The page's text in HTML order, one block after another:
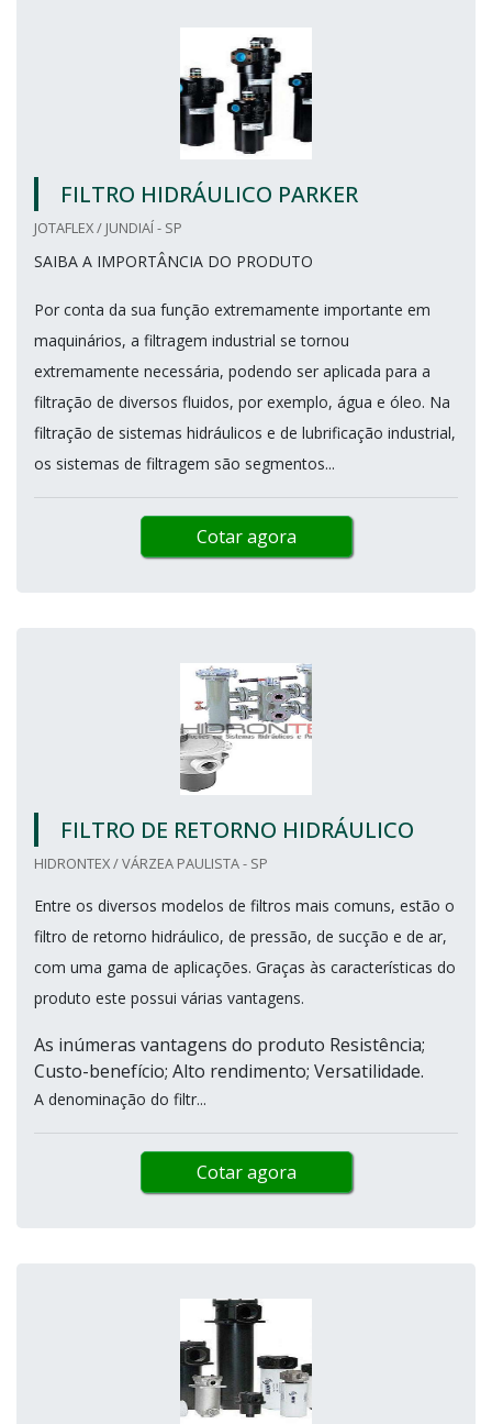
FILTRO HIDRÁULICO PARKER
JOTAFLEX / JUNDIAÍ - SP
SAIBA A IMPORTÂNCIA DO PRODUTO
Por conta da sua função extremamente importante em
maquinários, a filtragem industrial se tornou
extremamente necessária, podendo ser aplicada para a
filtração de diversos fluidos, por exemplo, água e óleo. Na
filtração de sistemas hidráulicos e de lubrificação industrial,
os sistemas de filtragem são segmentos...
Cotar agora
FILTRO DE RETORNO HIDRÁULICO
HIDRONTEX / VÁRZEA PAULISTA - SP
Entre os diversos modelos de filtros mais comuns, estão o
filtro de retorno hidráulico, de pressão, de sucção e de ar,
com uma gama de aplicações. Graças às características do
produto este possui várias vantagens.
As inúmeras vantagens do produto Resistência;
Custo-benefício; Alto rendimento; Versatilidade.
A denominação do filtr...
Cotar agora